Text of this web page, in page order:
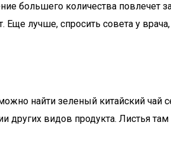
большего количества повлечет
лучше, спросить совета у
найти зеленый китайский чай
видов продукта. Листья